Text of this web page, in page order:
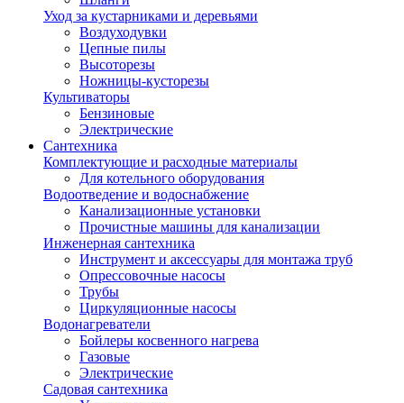
Уход за кустарниками и деревьями
Воздуходувки
Цепные пилы
Высоторезы
Ножницы-кусторезы
Культиваторы
Бензиновые
Электрические
Сантехника
Комплектующие и расходные материалы
Для котельного оборудования
Водоотведение и водоснабжение
Канализационные установки
Прочистные машины для канализации
Инженерная сантехника
Инструмент и аксессуары для монтажа труб
Опрессовочные насосы
Трубы
Циркуляционные насосы
Водонагреватели
Бойлеры косвенного нагрева
Газовые
Электрические
Садовая сантехника